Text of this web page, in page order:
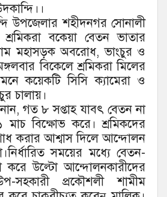
উপজেলার শহীদনগর সোনালী
বকেয়া বেতন ভাতার
মহাসড়ক অবরোধ, ভাংচুর ও
বিকেলে শ্রমিকরা মিলের
কয়েকটি সিসি ক্যামেরা ও
চালায়।
গত ৮ সপ্তাহ যাবৎ বেতন না
মাচ বিক্ষোভ করে। শ্রমিকদের
করার আশ্বাস দিলে আন্দোলন
সময়ের মধ্যে বেতন-
করে উল্টো আন্দোলনকারীদের
সহকারী প্রকৌশলী শামীম